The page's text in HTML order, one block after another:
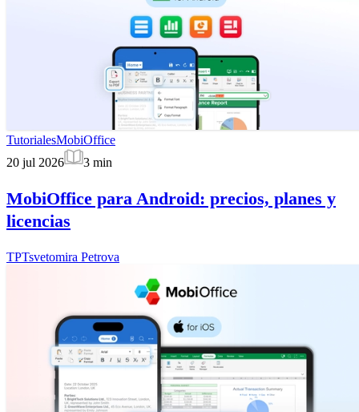
TutorialesMobiOffice
20 jul 2026
3 min
MobiOffice para Android: precios, planes y
licencias
TPTsvetomira Petrova